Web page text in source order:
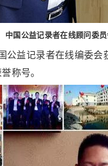
中国公益记录者在线顾问委
公益记录者在线编委
称号。